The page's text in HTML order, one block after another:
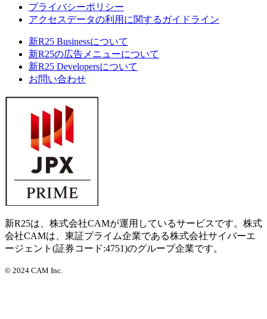
プライバシーポリシー
アクセスデータの利用に関するガイドライン
新R25 Businessについて
新R25の広告メニューについて
新R25 Developersについて
お問い合わせ
新R25は、株式会社CAMが運用しているサービスです。株式
会社CAMは、東証プライム企業である株式会社サイバーエ
ージェント(証券コード:4751)のグループ企業です。
© 2024 CAM Inc.